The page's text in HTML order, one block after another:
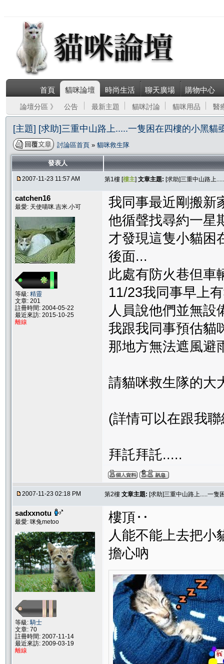
首頁 貓咪論壇 時尚生活 聊天廣場 購物中心
論壇分區 》 公告 最新主題 貓咪討論 貓咪用品 醫
[主題] [求助]三重中山路上.....一隻困在四樓的小黑貓
討論區首頁 » 貓咪救生隊
發表人
2007-11-23 11:57 AM 第1樓 [樓主] 文章主題: [求助]三重中山路上
catchen16
最愛: 天使喵咪.吉米.小可
等級: 精靈
文章: 201
註冊時間: 2004-05-22
最近來訪: 2015-10-25
離線
我同事最近剛搬新
他循聲找尋約一星
才發現這隻小貓困
後面...
此處有防火巷但車
11/23我同事早上
人員說他們並無設
我跟我同事預估貓
那地方無法遮風避
請貓咪救生隊的大
(詳情可以在跟我
拜託拜託.....
2007-11-23 02:18 PM 第2樓 文章主題: [求助]三重中山路上.....一隻
sadxxnotu
最愛: 咪兔metoo
等級:騎士
文章: 70
註冊時間: 2007-11-14
最近來訪: 2009-03-19
離線
樓頂‥
人能不能上去把
擔心吶